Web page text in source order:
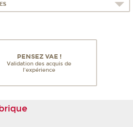
PENSEZ VAE !
Validation des acquis de
l'expérience